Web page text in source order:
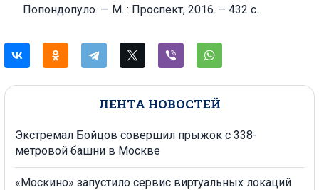
ЛЕНТА НОВОСТЕЙ
Экстремал Бойцов совершил прыжок с 338-
метровой башни в Москве
«Москино» запустило сервис виртуальных локаций
Попондопуло. — М. : Проспект, 2016. – 432 с.